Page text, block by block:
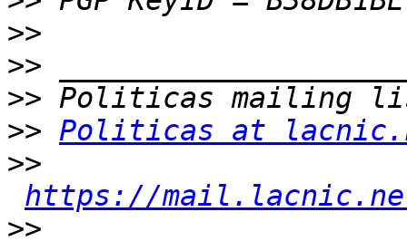
>>
>>
>>
>> Politicas at
>>
https://
>>